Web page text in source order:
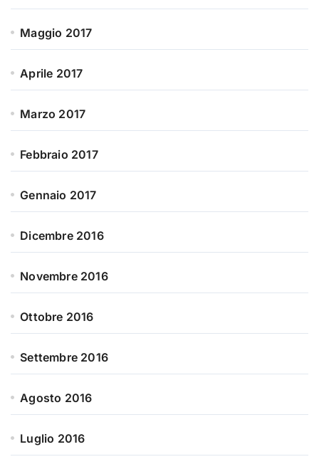
Maggio 2017
Aprile 2017
Marzo 2017
Febbraio 2017
Gennaio 2017
Dicembre 2016
Novembre 2016
Ottobre 2016
Settembre 2016
Agosto 2016
Luglio 2016